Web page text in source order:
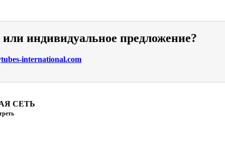
индивидуальное предложение?
international.com
СЕТЬ